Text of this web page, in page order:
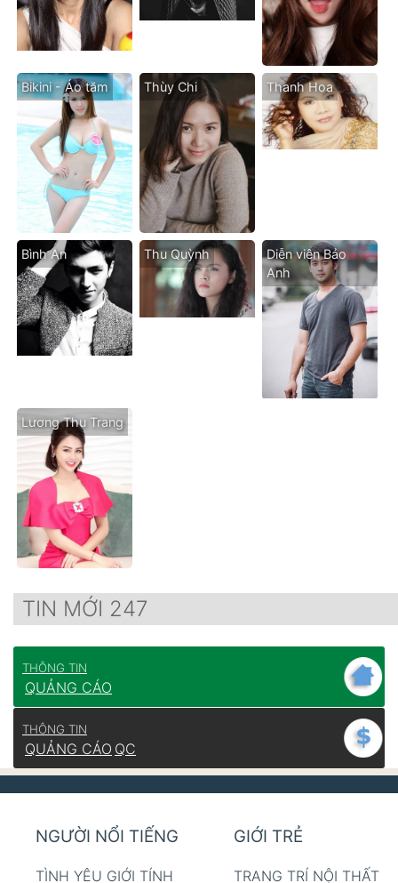
Bikini - Áo tăm Thùy Chi Thanh Hoa
Bình An Thu Quỳnh
Diễn viên Bảo
Anh
Lương Thu Trang
TIN MỚI 247
THÔNG TIN
QUẢNG CÁO
THÔNG TIN
QUẢNG CÁO QC
NGƯỜI NỔI TIẾNG
TÌNH YÊU GIỚI TÍNH
GIỚI TRẺ
TRANG TRÍ NỘI THẤT